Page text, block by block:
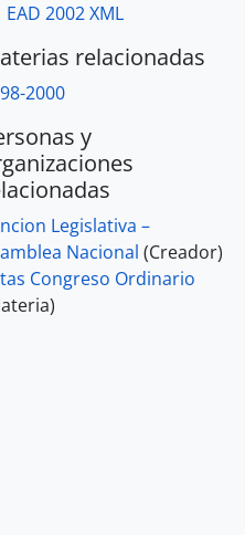
EAD 2002 XML
relacionadas
2000
y
Legislativa –
Nacional (Creador)
Congreso Ordinario